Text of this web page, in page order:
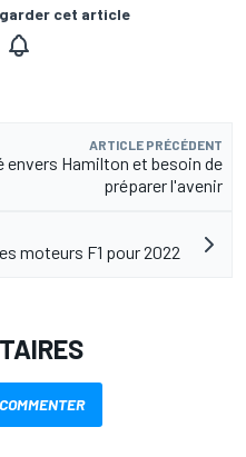
cet article
ARTICLE PRÉCÉDENT
envers Hamilton et besoin de
préparer l'avenir
moteurs F1 pour 2022